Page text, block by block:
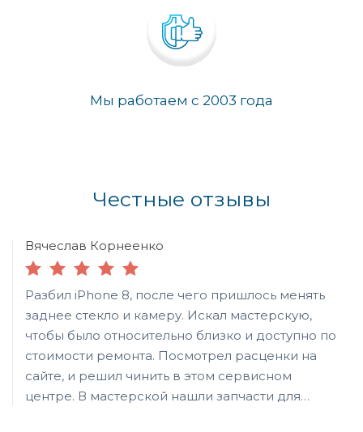
Мы работаем с 2003 года
Честные отзывы
Вячеслав Корнеенко
Разбил iPhone 8, после чего пришлось менять
заднее стекло и камеру. Искал мастерскую,
чтобы было относительно близко и доступно по
стоимости ремонта. Посмотрел расценки на
сайте, и решил чинить в этом сервисном
центре. В мастерской нашли запчасти для